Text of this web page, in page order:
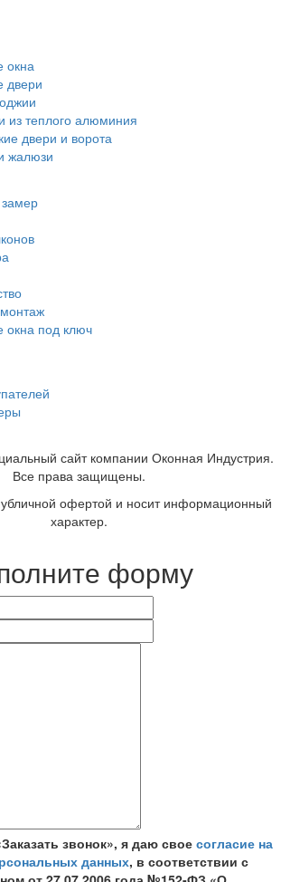
окна
двери
из теплого алюминия
двери и ворота
жалюзи
окна под ключ
сайт компании Оконная Индустрия.
Все права защищены.
офертой и носит информационный
характер.
форму
звонок», я даю свое согласие на
данных, в соответствии с